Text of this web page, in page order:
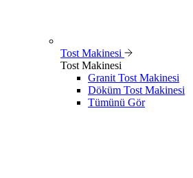
Tost Makinesi
Tost Makinesi
Granit Tost Makinesi
Döküm Tost Makinesi
Tümünü Gör